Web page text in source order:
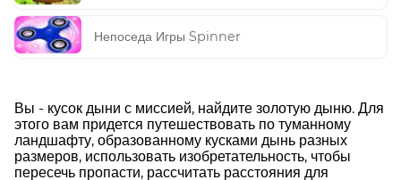
Непоседа Игры Spinner
Вы - кусок дыни с миссией, найдите золотую дыню. Для
этого вам придется путешествовать по туманному
ландшафту, образованному кусками дынь разных
размеров, использовать изобретательность, чтобы
пересечь пропасти, рассчитать расстояния для